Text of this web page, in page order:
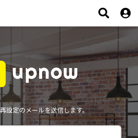
設定のメールを送信します。